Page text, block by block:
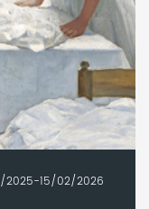
2025-15/02/2026